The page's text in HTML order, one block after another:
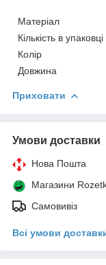
Матеріал
Кількість в упаковці
Колір
Довжина
Приховати
Умови доставки
Нова Пошта
Магазини
Самовивіз
Всі умови